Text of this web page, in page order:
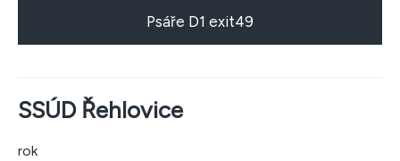
Psáře D1 exit49
SSÚD Řehlovice
rok